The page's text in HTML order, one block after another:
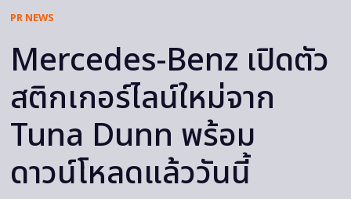
PR NEWS
Mercedes-Benz เปิดตัว
สติกเกอร์ไลน์ใหม่จาก
Tuna Dunn พร้อม
ดาวน์โหลดแล้ววันนี้